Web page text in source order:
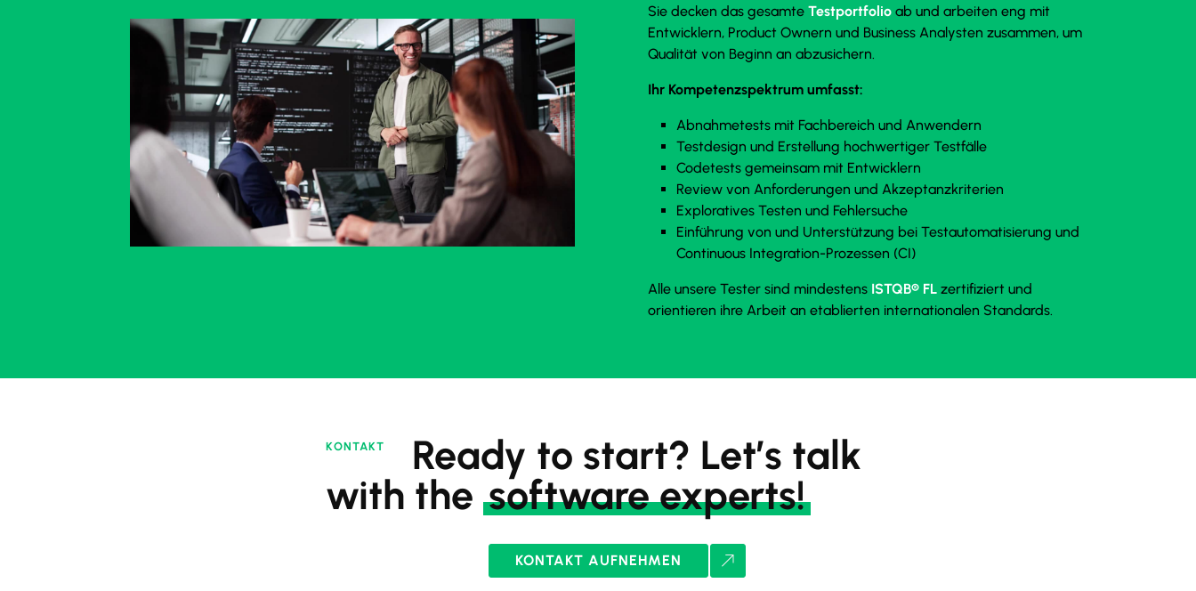
Sie decken das gesamte Testportfolioab und arbeiten eng mit
Entwicklern, Product Ownern und Business Analysten zusammen, um
Qualität von Beginn an abzusichern.
Ihr Kompetenzspektrum umfasst:
Abnahmetests mit Fachbereich und Anwendern
Testdesign und Erstellung hochwertiger Testfälle
Codetests gemeinsam mit Entwicklern
Review von Anforderungen und Akzeptanzkriterien
Exploratives Testen und Fehlersuche
Einführung von und Unterstützung bei Testautomatisierung und
Continuous Integration-Prozessen (CI)
Alle unsere Tester sind mindestens ISTQB® FLzertifiziert und
orientieren ihre Arbeit an etablierten internationalen Standards.
KONTAKT
Ready to start? Let’s talk
with the software experts!
KONTAKT AUFNEHMEN